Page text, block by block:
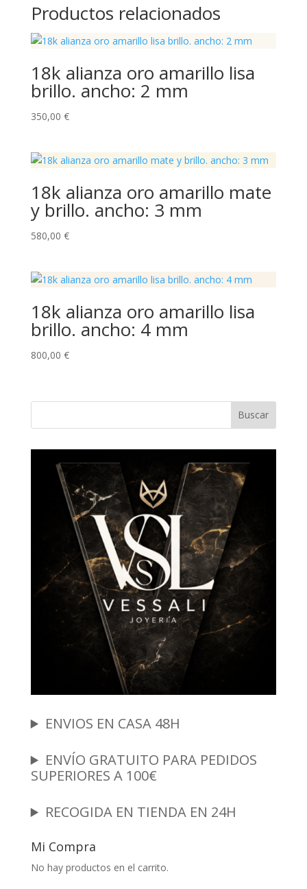
Productos relacionados
18k alianza oro amarillo lisa
brillo. ancho: 2 mm
350,00 €
18k alianza oro amarillo mate
y brillo. ancho: 3 mm
580,00 €
18k alianza oro amarillo lisa
brillo. ancho: 4 mm
800,00 €
Buscar
ENVIOS EN CASA 48H
ENVÍO GRATUITO PARA PEDIDOS
SUPERIORES A 100€
RECOGIDA EN TIENDA EN 24H
Mi Compra
No hay productos en el carrito.